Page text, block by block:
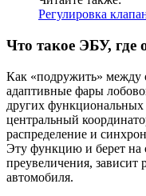
Регулировка
Что такое ЭБУ, где
Как «подружить» между
адаптивные фары
других
центральный
распределение и
Эту функцию и берет на
преувеличения, зависит
автомобиля.